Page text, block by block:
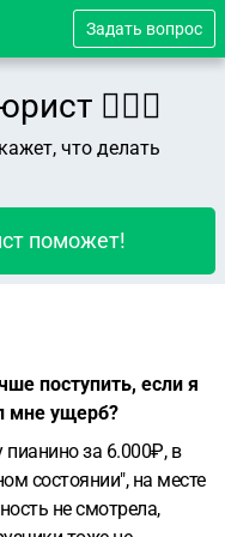
Задать вопрос
👨🏻‍⚖️
что делать
поможет!
поступить, если я
мне ущерб?
пианино за 6.000₽, в
состоянии", на месте
не смотрела,